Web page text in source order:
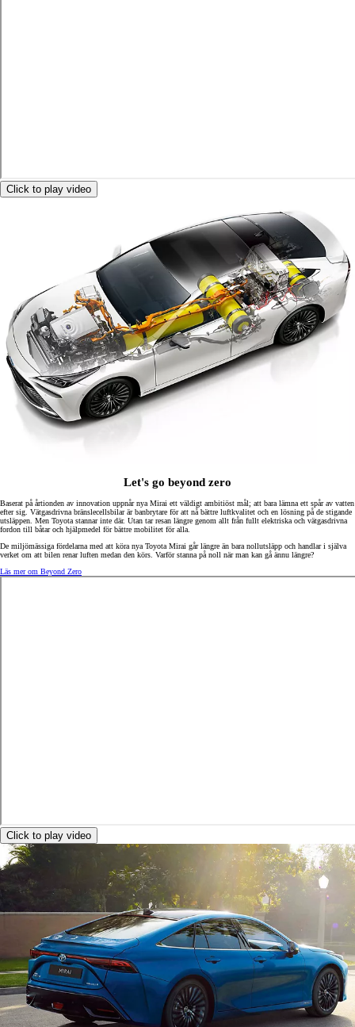
Click to play video
Let's go beyond zero
Baserat på årtionden av innovation uppnår nya Mirai ett väldigt ambitiöst mål; att bara lämna ett spår av vatten
efter sig. Vätgasdrivna bränslecellsbilar är banbrytare för att nå bättre luftkvalitet och en lösning på de stigande
utsläppen. Men Toyota stannar inte där. Utan tar resan längre genom allt från fullt elektriska och vätgasdrivna
fordon till båtar och hjälpmedel för bättre mobilitet för alla.
De miljömässiga fördelarna med att köra nya Toyota Mirai går längre än bara nollutsläpp och handlar i själva
verket om att bilen renar luften medan den körs. Varför stanna på noll när man kan gå ännu längre?
Läs mer om Beyond Zero
Click to play video